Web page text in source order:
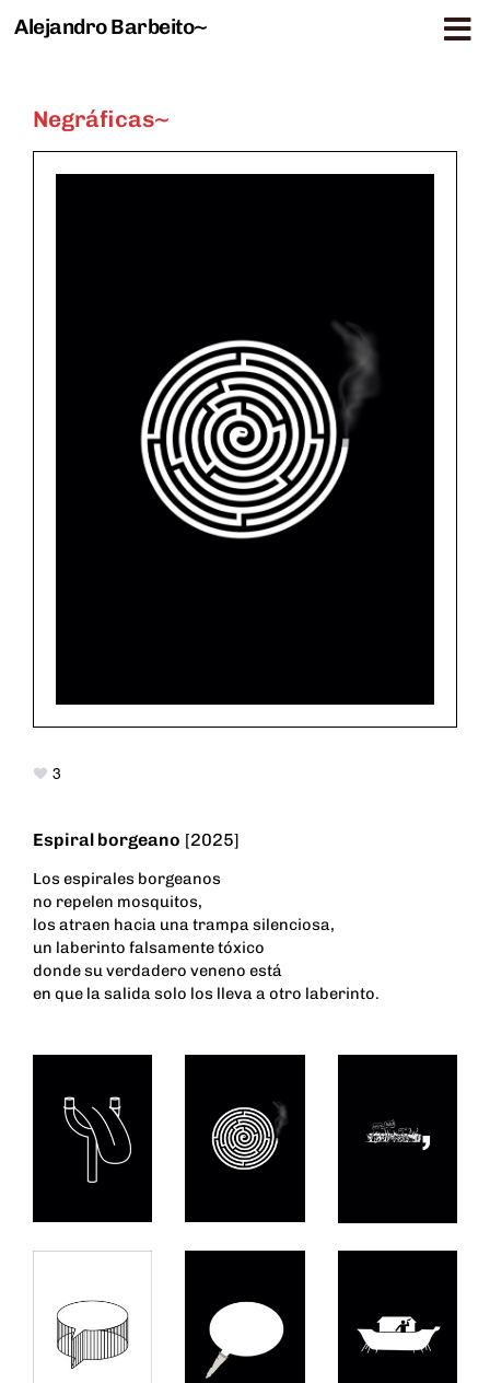
Saltar al contenido
Alejandro Barbeito~
Negráficas~
3
Espiral borgeano [2025]
Los espirales borgeanos
no repelen mosquitos,
los atraen hacia una trampa silenciosa,
un laberinto falsamente tóxico
donde su verdadero veneno está
en que la salida solo los lleva a otro laberinto.